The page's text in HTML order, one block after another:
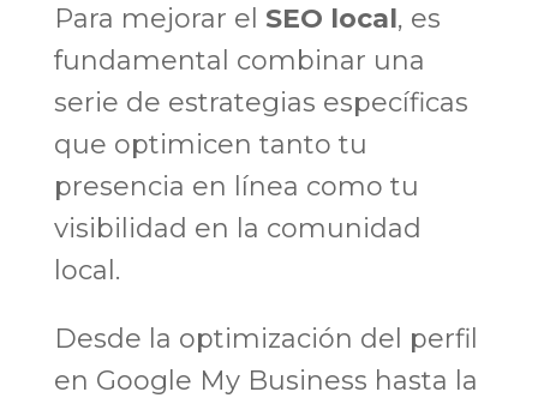
Para mejorar el SEO local, es
fundamental combinar una
serie de estrategias específicas
que optimicen tanto tu
presencia en línea como tu
visibilidad en la comunidad
local.
Desde la optimización del perfil
en Google My Business hasta la